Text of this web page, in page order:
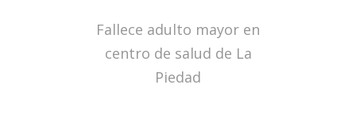
Fallece adulto mayor en
centro de salud de La
Piedad